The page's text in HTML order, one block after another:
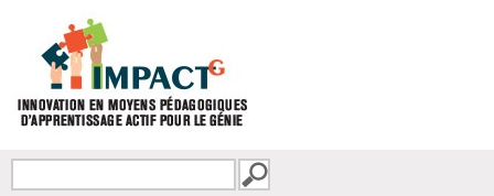
FORMULAIRE DE